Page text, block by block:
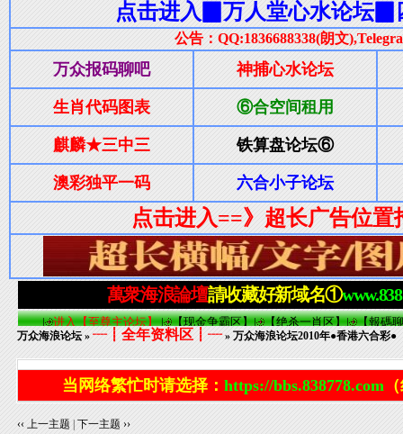
万众海浪论坛 »┈┋全年资料区┋┈» 万众海浪论坛2010年●香港六合彩●
当网络繁忙时请选择： https://bbs.838778.com
‹‹ 上一主题 |下一主题 ››